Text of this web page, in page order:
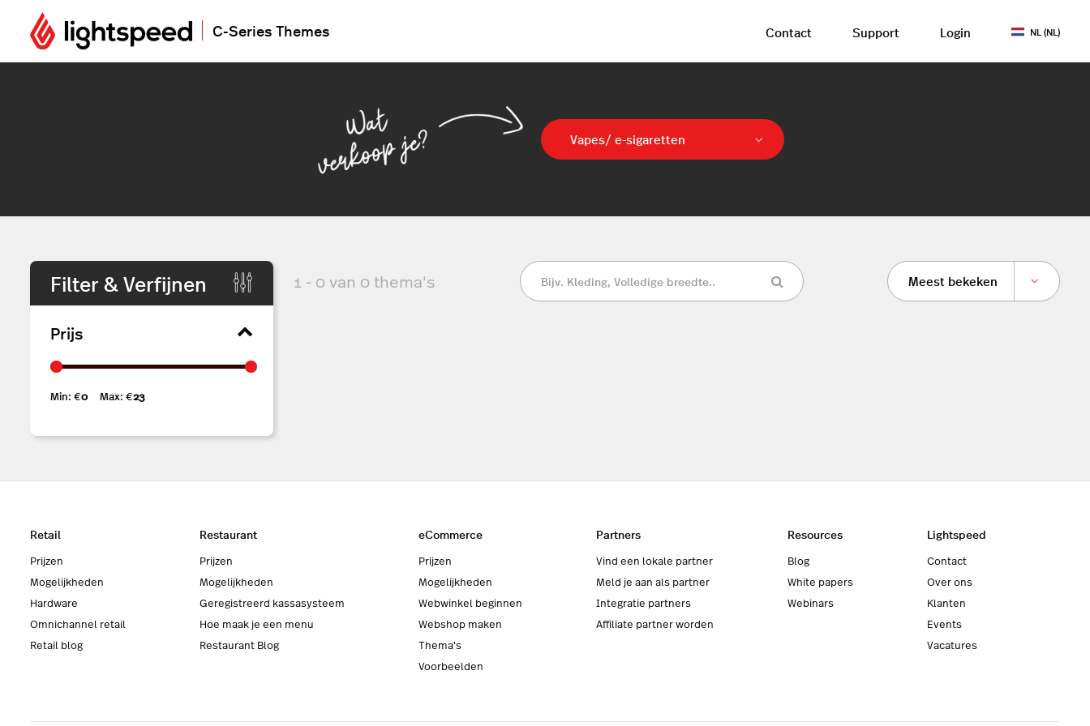
C-Series Themes Contact Support Login NL (NL)
Vapes/ e-sigaretten
Filter & Verfijnen
Prijs
Min: €0 Max: €23
1 - 0 van 0 thema's Meest bekeken
Retail
Prijzen
Mogelijkheden
Hardware
Omnichannel retail
Retail blog
Restaurant
Prijzen
Mogelijkheden
Geregistreerd kassasysteem
Hoe maak je een menu
Restaurant Blog
eCommerce
Prijzen
Mogelijkheden
Webwinkel beginnen
Webshop maken
Thema's
Voorbeelden
Partners
Vind een lokale partner
Meld je aan als partner
Integratie partners
Affiliate partner worden
Resources
Blog
White papers
Webinars
Lightspeed
Contact
Over ons
Klanten
Events
Vacatures